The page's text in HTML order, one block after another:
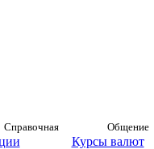
Справочная Общение
Курсы валют